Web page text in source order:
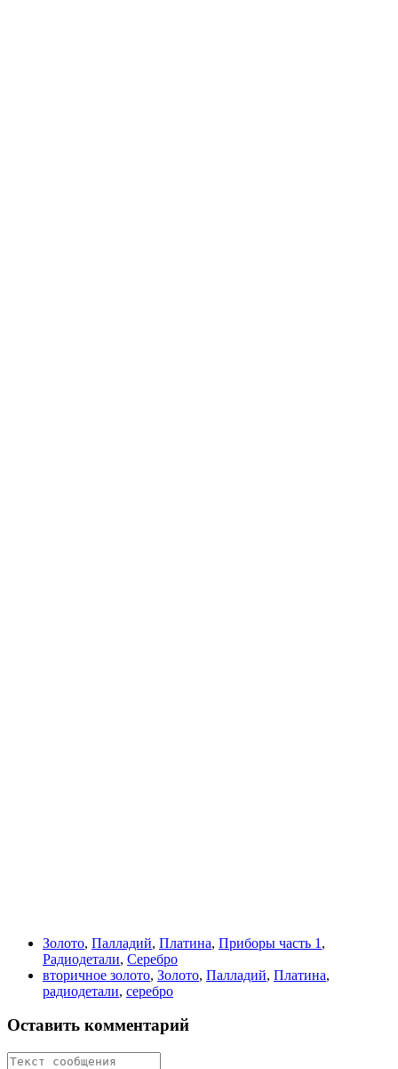
Золото, Палладий, Платина, Приборы часть 1 ,
Радиодетали, Серебро
вторичное золото, Золото, Палладий, Платина,
радиодетали, серебро
Оставить комментарий